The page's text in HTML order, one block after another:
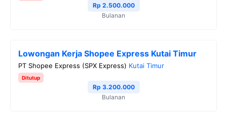
Rp 2.500.000
Bulanan
Lowongan Kerja Shopee Express Kutai Timur
PT Shopee Express (SPX Express) Kutai Timur
Ditutup
Rp 3.200.000
Bulanan